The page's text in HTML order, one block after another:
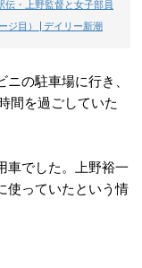
・上野監督と女子部員
ジ目） | デイリー新潮
の駐車場に行き、
間を過ごしていた
車でした。上野裕一
使っていたという情